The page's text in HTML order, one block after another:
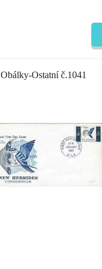
Obálky-Ostatní č.1041